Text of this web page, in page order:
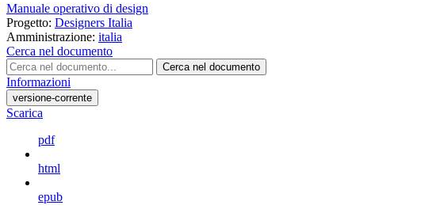
Manuale operativo di design
Progetto: Designers Italia
Amministrazione: italia
Cerca nel documento
Cerca nel documento
Informazioni
versione-corrente
Scarica
pdf
html
epub